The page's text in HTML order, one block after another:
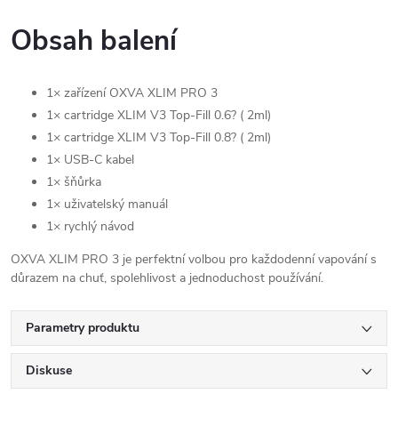
Obsah balení
1× zařízení OXVA XLIM PRO 3
1× cartridge XLIM V3 Top-Fill 0.6? ( 2ml)
1× cartridge XLIM V3 Top-Fill 0.8? ( 2ml)
1× USB-C kabel
1× šňůrka
1× uživatelský manuál
1× rychlý návod
OXVA XLIM PRO 3 je perfektní volbou pro každodenní vapování s
důrazem na chuť, spolehlivost a jednoduchost používání.
Parametry produktu
Diskuse